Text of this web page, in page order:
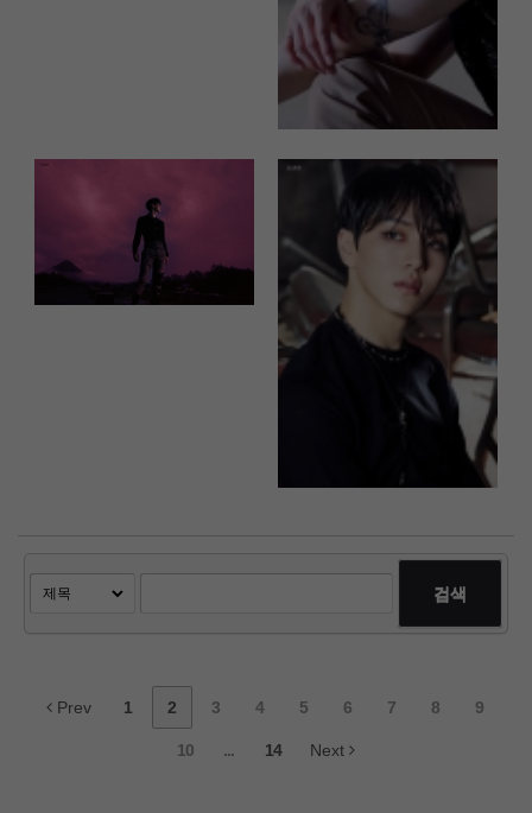
검색
Prev 1 2 3 4 5 6 7 8 9
10 ... 14 Next